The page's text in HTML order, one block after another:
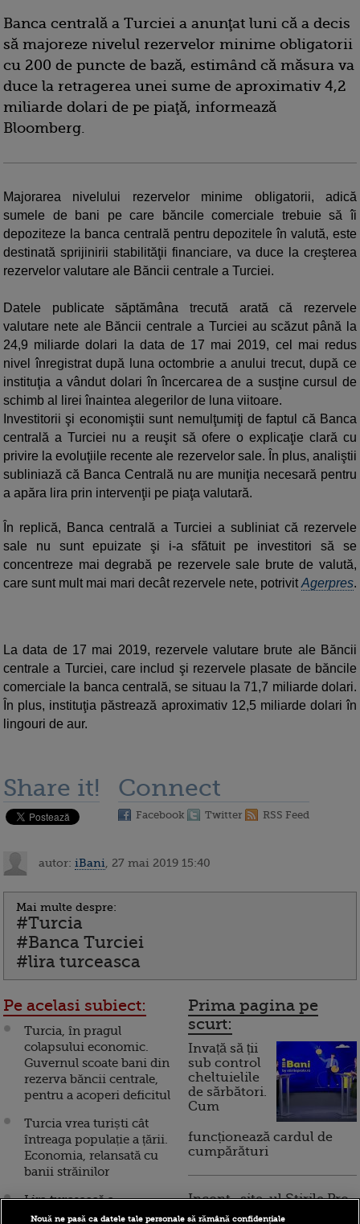
Banca centrală a Turciei a anunţat luni că a decis
să majoreze nivelul rezervelor minime obligatorii
cu 200 de puncte de bază, estimând că măsura va
duce la retragerea unei sume de aproximativ 4,2
miliarde dolari de pe piaţă, informează
Bloomberg.
Majorarea nivelului rezervelor minime obligatorii, adică
sumele de bani pe care băncile comerciale trebuie să îi
depoziteze la banca centrală pentru depozitele în valută, este
destinată sprijinirii stabilităţii financiare, va duce la creşterea
rezervelor valutare ale Băncii centrale a Turciei.
Datele publicate săptămâna trecută arată că rezervele
valutare nete ale Băncii centrale a Turciei au scăzut până la
24,9 miliarde dolari la data de 17 mai 2019, cel mai redus
nivel înregistrat după luna octombrie a anului trecut, după ce
instituţia a vândut dolari în încercarea de a susţine cursul de
schimb al lirei înaintea alegerilor de luna viitoare.
Investitorii şi economiştii sunt nemulţumiţi de faptul că Banca
centrală a Turciei nu a reuşit să ofere o explicaţie clară cu
privire la evoluţiile recente ale rezervelor sale. În plus, analiştii
subliniază că Banca Centrală nu are muniţia necesară pentru
a apăra lira prin intervenţii pe piaţa valutară.
În replică, Banca centrală a Turciei a subliniat că rezervele
sale nu sunt epuizate şi i-a sfătuit pe investitori să se
concentreze mai degrabă pe rezervele sale brute de valută,
care sunt mult mai mari decât rezervele nete, potrivitAgerpres.
La data de 17 mai 2019, rezervele valutare brute ale Băncii
centrale a Turciei, care includ şi rezervele plasate de băncile
comerciale la banca centrală, se situau la 71,7 miliarde dolari.
În plus, instituţia păstrează aproximativ 12,5 miliarde dolari în
lingouri de aur.
Share it! Connect
Facebook Twitter RSS Feed
autor: iBani , 27 mai 2019 15:40
Mai multe despre:
#Turcia
#Banca Turciei
#lira turceasca
Pe acelasi subiect:
Turcia, în pragul
colapsului economic.
Guvernul scoate bani din
rezerva băncii centrale,
pentru a acoperi deficitul
Turcia vrea turiști cât
întreaga populație a țării.
Economia, relansată cu
banii străinilor
Lira turcească a
înregistrat cea mai mare
Prima pagina pe
scurt:
Invață să ții
sub control
cheltuielile
de sărbători.
Cum
funcționează cardul de
cumpărături
Incont , site-ul Știrile Pro
TV de informații
Nouă ne pasă ca datele tale personale să rămână confidențiale